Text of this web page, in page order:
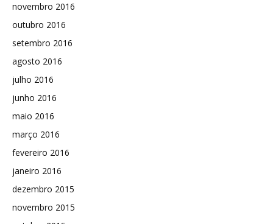
novembro 2016
outubro 2016
setembro 2016
agosto 2016
julho 2016
junho 2016
maio 2016
março 2016
fevereiro 2016
janeiro 2016
dezembro 2015
novembro 2015